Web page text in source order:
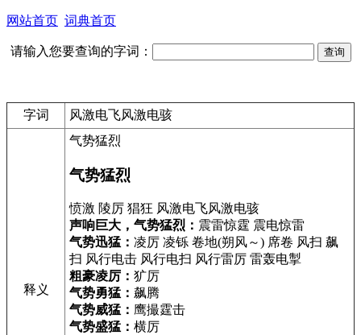
网站首页 词典首页
请输入您要查询的字词：
字词 风激电飞风激电骇
释义
气势猛烈
气势猛烈
愤激 陵厉 猖狂 风激电飞风激电骇
声响巨大，气势猛烈： 震雷惊霆 震电惊雷
气势迅猛： 凌厉 凌铄 卷地(朔风～) 席卷 风扫 飙
扫 风行电击 风行电扫 风行雷厉 雷轰电掣
粗豪凌厉： 犷厉
气势勇猛： 飙腾
气势威猛： 鹰撮霆击
气势盛猛： 横厉